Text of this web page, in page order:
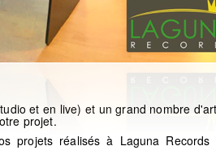
et en live) et un grand nombre
projet.
projets réalisés à Laguna Records